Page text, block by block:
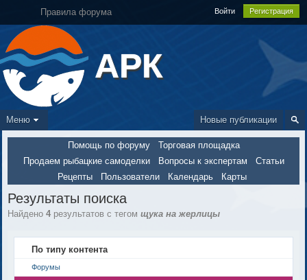
Правила форума Войти Регистрация
АРК
Новые публикации
Меню
Помощь по форуму
Торговая площадка
Продаем рыбацкие самоделки
Вопросы к экспертам
Статьи
Рецепты
Пользователи Календарь Карты
Результаты поиска
Найдено4 результатов с тегомщука на жерлицы
По типу контента
Форумы